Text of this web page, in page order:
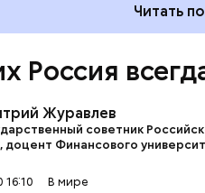
Читать
Россия
Журавлев
советник
доцент Финансового
16:10 В мире